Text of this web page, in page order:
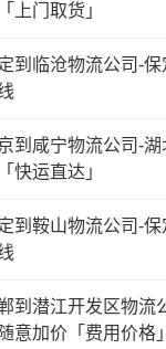
场透明价，仅供
吨
上门取货」
到临沧物流公司-
到咸宁物流公司-
快运直达」
到鞍山物流公司-
到潜江开发区物流
意加价「费用价格」